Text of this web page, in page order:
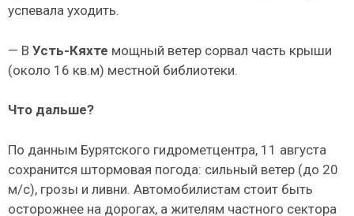
успевала уходить.
— В Усть-Кяхте мощный ветер сорвал часть крыши
(около 16 кв.м) местной библиотеки.
Что дальше?
По данным Бурятского гидрометцентра, 11 августа
сохранится штормовая погода: сильный ветер (до 20
м/с), грозы и ливни. Автомобилистам стоит быть
осторожнее на дорогах, а жителям частного сектора